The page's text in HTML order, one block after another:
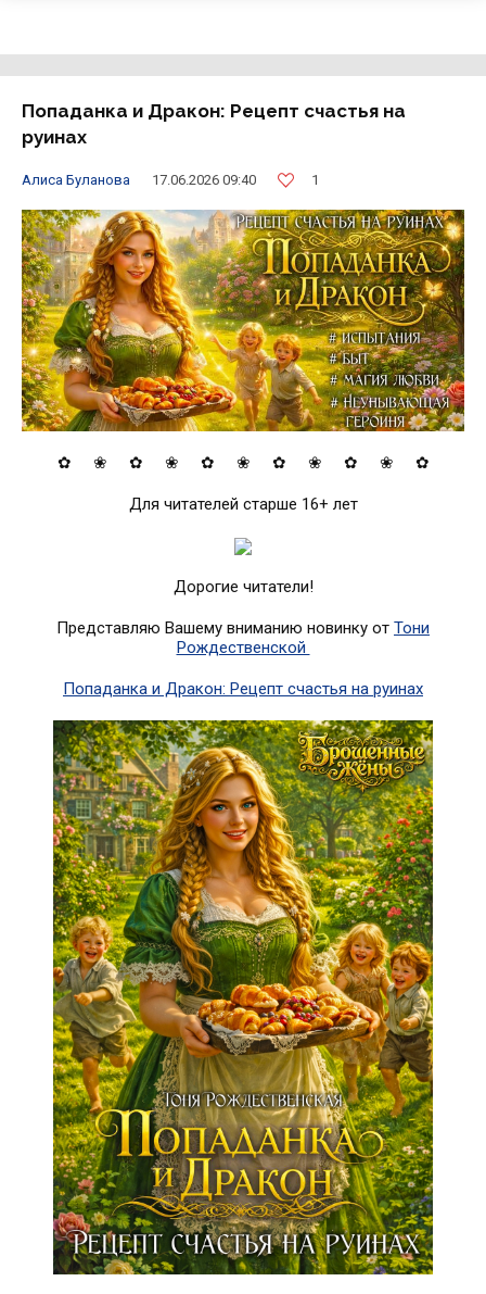
Попаданка и Дракон: Рецепт счастья на
руинах
Алиса Буланова 17.06.2026 09:40 1
✿ ❀ ✿ ❀ ✿ ❀ ✿ ❀ ✿ ❀ ✿
Для читателей старше 16+ лет
Дорогие читатели!
Представляю Вашему вниманию новинку от Тони
Рождественской
Попаданка и Дракон: Рецепт счастья на руинах